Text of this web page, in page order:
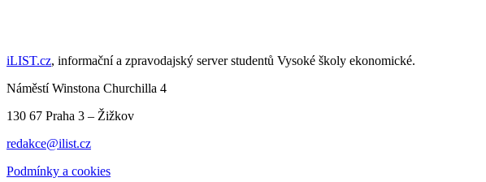
iLIST.cz, informační a zpravodajský server studentů Vysoké školy ekonomické.
Náměstí Winstona Churchilla 4
130 67 Praha 3 – Žižkov
redakce@ilist.cz
Podmínky a cookies